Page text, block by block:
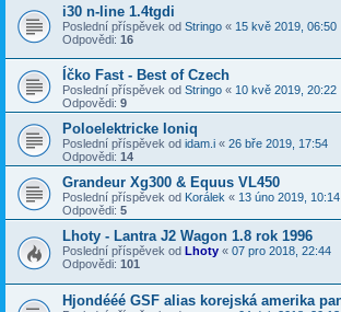
i30 n-line 1.4tgdi
Poslední příspěvek od Stringo « 15 kvě 2019, 06:50
Odpovědi: 16
Íčko Fast - Best of Czech
Poslední příspěvek od Stringo « 10 kvě 2019, 20:22
Odpovědi: 9
Poloelektricke Ioniq
Poslední příspěvek od idam.i « 26 bře 2019, 17:54
Odpovědi: 14
Grandeur Xg300 & Equus VL450
Poslední příspěvek od Korálek « 13 úno 2019, 10:14
Odpovědi: 5
Lhoty - Lantra J2 Wagon 1.8 rok 1996
Poslední příspěvek od Lhoty « 07 pro 2018, 22:44
Odpovědi: 101
Hjondééé GSF alias korejská amerika